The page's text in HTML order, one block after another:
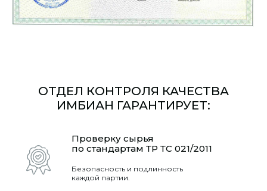
ОТДЕЛ КОНТРОЛЯ КАЧЕСТВА
ИМБИАН ГАРАНТИРУЕТ:
Проверку сырья
по стандартам ТР ТС 021/2011
Безопасность и подлинность
каждой партии.